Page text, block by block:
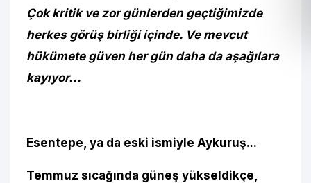
Çok kritik ve zor günlerden geçtiğimizde
herkes görüş birliği içinde. Ve mevcut
hükümete güven her gün daha da aşağılara
kayıyor...
Esentepe, ya da eski ismiyle Aykuruş...
Temmuz sıcağında güneş yükseldikçe,